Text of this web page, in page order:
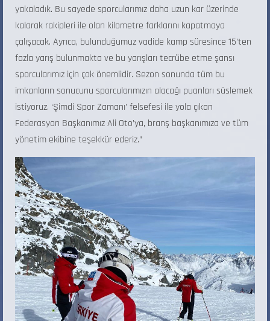
yakaladık. Bu sayede sporcularımız daha uzun kar üzerinde
kalarak rakipleri ile olan kilometre farklarını kapatmaya
çalışacak. Ayrıca, bulunduğumuz vadide kamp süresince 15’ten
fazla yarış bulunmakta ve bu yarışları tecrübe etme şansı
sporcularımız için çok önemlidir. Sezon sonunda tüm bu
imkanların sonucunu sporcularımızın alacağı puanları süslemek
istiyoruz. ‘Şimdi Spor Zamanı’ felsefesi ile yola çıkan
Federasyon Başkanımız Ali Oto’ya, branş başkanımıza ve tüm
yönetim ekibine teşekkür ederiz.”